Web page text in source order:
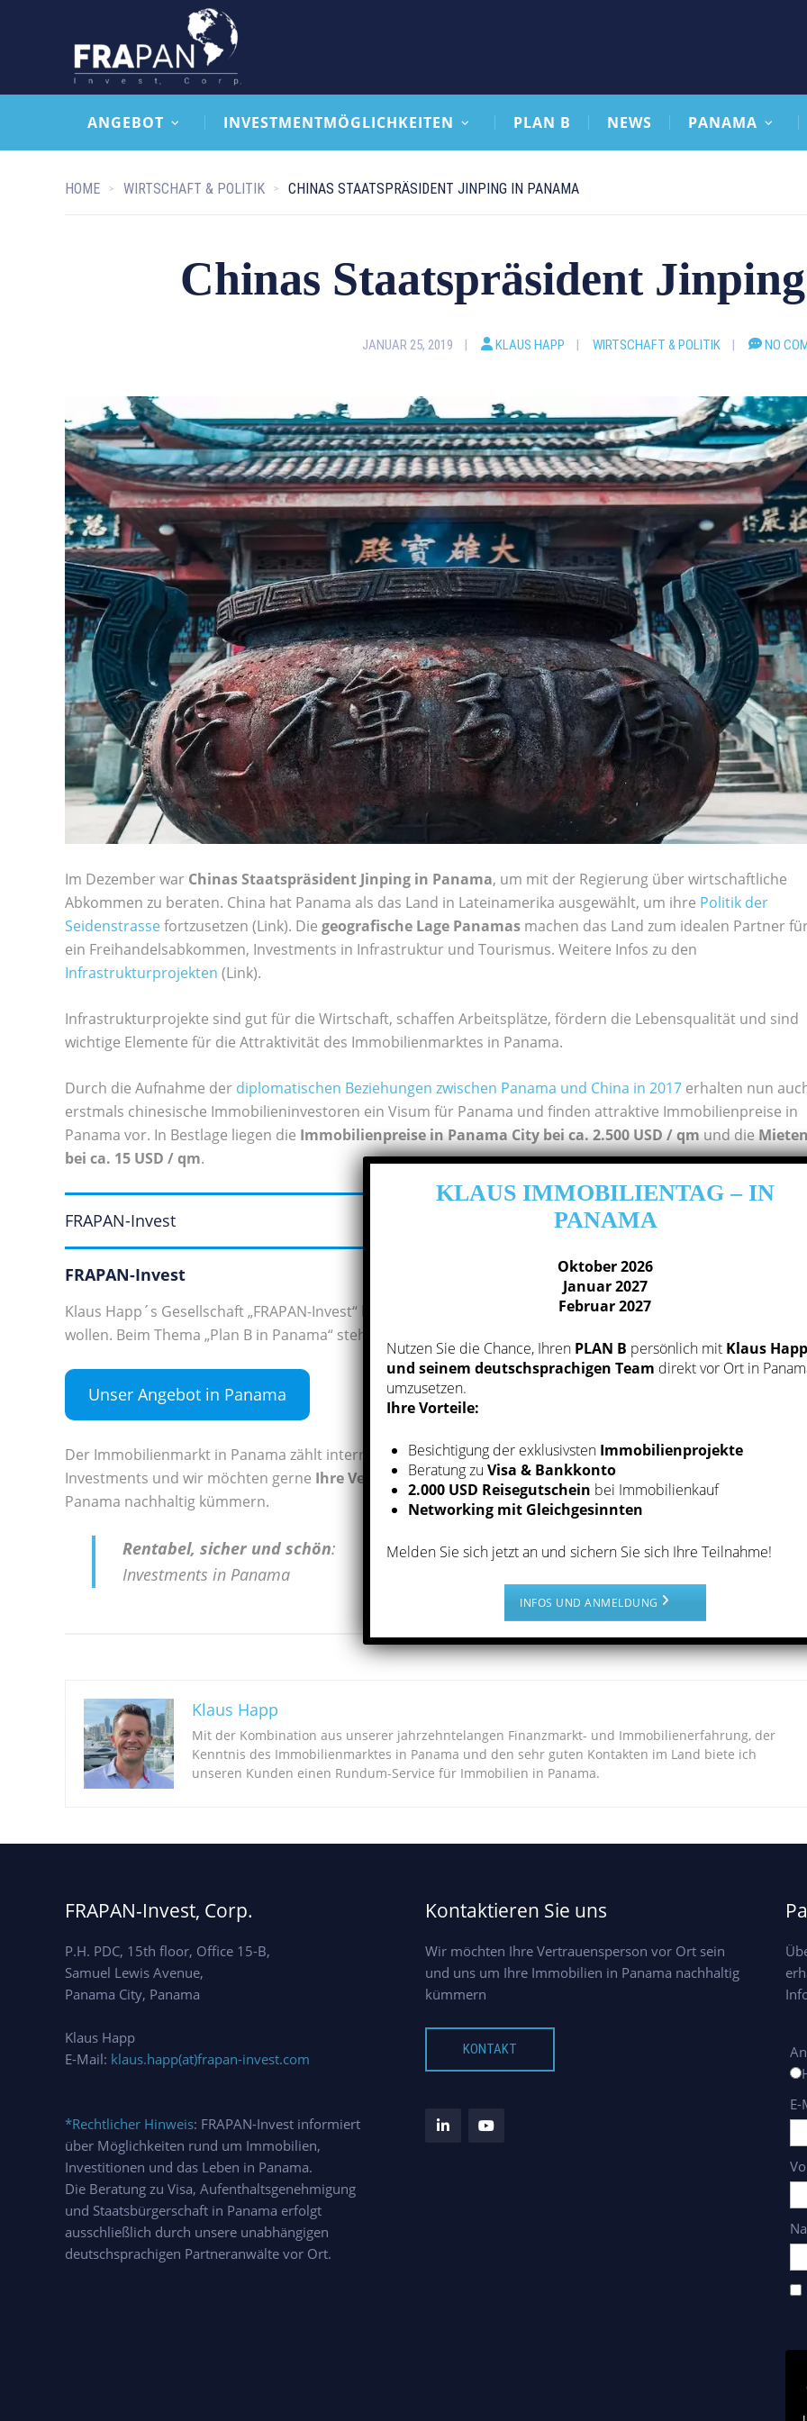
ANGEBOT INVESTMENTMÖGLICHKEITEN PLAN B NEWS PANAMA
HOME WIRTSCHAFT & POLITIK CHINAS STAATSPRÄSIDENT JINPING IN PANAMA
Chinas Staatspräsident
JANUAR 25, 2019 KLAUS HAPP WIRTSCHAFT & POLITIK NO
Im Dezember war Chinas Staatspräsident Jinping in Panama, um mit der Regierung über wirtschaftliche
Abkommen zu beraten. China hat Panama als das Land in Lateinamerika ausgewählt, um ihre Politik der
Seidenstrassefortzusetzen (Link). Die geografische Lage Panamas machen das Land zum idealen Partner
ein Freihandelsabkommen, Investments in Infrastruktur und Tourismus. Weitere Infos zu den
Infrastrukturprojekten (Link).
Infrastrukturprojekte sind gut für die Wirtschaft, schaffen Arbeitsplätze, fördern die Lebensqualität und sind
wichtige Elemente für die Attraktivität des Immobilienmarktes in Panama.
Durch die Aufnahme der diplomatischen Beziehungen zwischen Panama und China in 2017 erhalten nun
erstmals chinesische Immobilieninvestoren ein Visum für Panama und finden attraktive Immobilienpreise in
Panama vor. In Bestlage liegen die Immobilienpreise in Panama City bei ca. 2.500 USD / qmund die
bei ca. 15 USD / qm.
FRAPAN-Invest
FRAPAN-Invest
Klaus Happ´s Gesellschaft „FRAPAN-Invest“ berät Investoren, die in Immobilien in Panama
wollen. Beim Thema „Plan B in Panama“ steht Ihnen Klaus Happ gerne persönlich zur Beratung bereit.
Unser Angebot in Panama
Der Immobilienmarkt in Panama zählt international zu deninteressantesten Standortenfür Immobilien-
Investments und wir möchten gerne Ihre Vertrauensperson vor Ort sein und uns um Ihre Immobilien in
Panama nachhaltig kümmern.
Rentabel, sicher und schön:
Investments in Panama
Klaus Happ
Mit der Kombination aus unserer jahrzehntelangen Finanzmarkt- und Immobilienerfahrung, der
Kenntnis des Immobilienmarktes in Panama und den sehr guten Kontakten im Land biete ich
unseren Kunden einen Rundum-Service für Immobilien in Panama.
FRAPAN-Invest, Corp.
P.H. PDC, 15th floor, Office 15-B,
Samuel Lewis Avenue,
Panama City, Panama
Klaus Happ
E-Mail: klaus.happ(at)frapan-invest.com
*Rechtlicher Hinweis: FRAPAN-Invest informiert
über Möglichkeiten rund um Immobilien,
Investitionen und das Leben in Panama.
Die Beratung zu Visa, Aufenthaltsgenehmigung
und Staatsbürgerschaft in Panama erfolgt
ausschließlich durch unsere unabhängigen
deutschsprachigen Partneranwälte vor Ort.
Kontaktieren Sie uns
Wir möchten Ihre Vertrauensperson vor Ort sein
und uns um Ihre Immobilien in Panama nachhaltig
kümmern
KONTAKT
KLAUS IMMOBILIENTAG – IN
PANAMA
Oktober 2026
Januar 2027
Februar 2027
Nutzen Sie die Chance, Ihren PLAN B persönlich mit Klaus
und seinem deutschsprachigen Team direkt vor Ort in
umzusetzen.
Ihre Vorteile:
Besichtigung der exklusivsten Immobilienprojekte
Beratung zuVisa & Bankkonto
2.000 USD Reisegutschein bei Immobilienkauf
Networking mit Gleichgesinnten
Melden Sie sich jetzt an und sichern Sie sich Ihre Teilnahme!
INFOS UND ANMELDUNG